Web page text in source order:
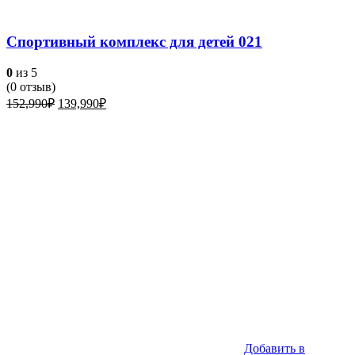
Спортивный комплекс для детей 021
0 из 5
(0 отзыв)
152,990₽ Первоначальная
139,990₽Текущая
Добавить в